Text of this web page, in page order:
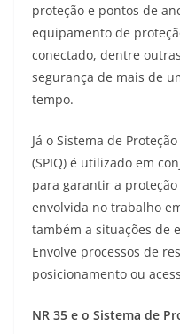
proteção e pontos de
equipamento de
conectado, dentre
segurança de mais de
tempo.
Já o Sistema de
(SPIQ) é utilizado em
para garantir a
envolvida no trabalho
também a situações de
Envolve processos de
posicionamento ou
NR 35 e o Sistema de